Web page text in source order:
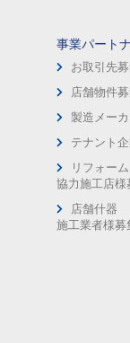
事業パート
お取引先
店舗物件
製造メー
テナント
リフォーム
協力施工店様
店舗什器
施工業者様募